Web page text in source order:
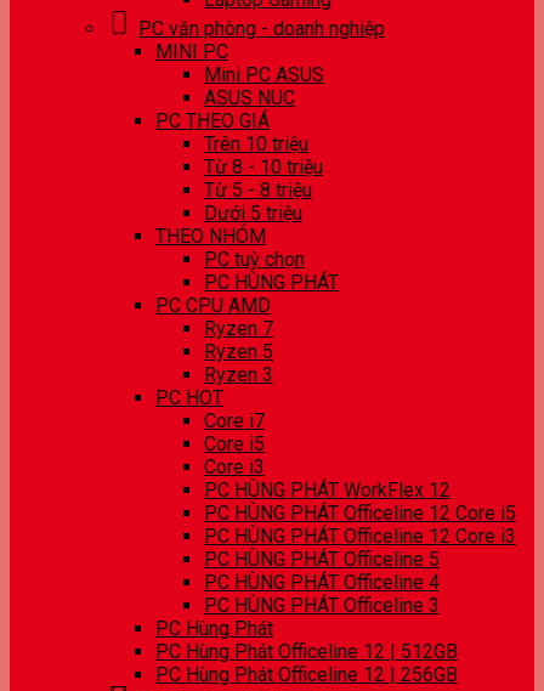
PC văn phòng - doanh nghiệp
MINI PC
Mini PC ASUS
ASUS NUC
PC THEO GIÁ
Trên 10 triệu
Từ 8 - 10 triệu
Từ 5 - 8 triệu
Dưới 5 triệu
THEO NHÓM
PC tuỳ chọn
PC HÙNG PHÁT
PC CPU AMD
Ryzen 7
Ryzen 5
Ryzen 3
PC HOT
Core i7
Core i5
Core i3
PC HÙNG PHÁT WorkFlex 12
PC HÙNG PHÁT Officeline 12 Core i5
PC HÙNG PHÁT Officeline 12 Core i3
PC HÙNG PHÁT Officeline 5
PC HÙNG PHÁT Officeline 4
PC HÙNG PHÁT Officeline 3
PC Hùng Phát
PC Hùng Phát Officeline 12 | 512GB
PC Hùng Phát Officeline 12 | 256GB